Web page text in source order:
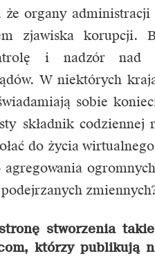
że organy
zjawiska korupcji.
i nadzór nad
W niektórych
sobie
składnik codziennej
do życia
stworzenia
którzy publikują